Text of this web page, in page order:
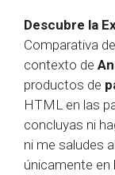
Descubre la
Comparativa
contexto de
productos de
HTML en las
concluyas ni
ni me saludes
únicamente en